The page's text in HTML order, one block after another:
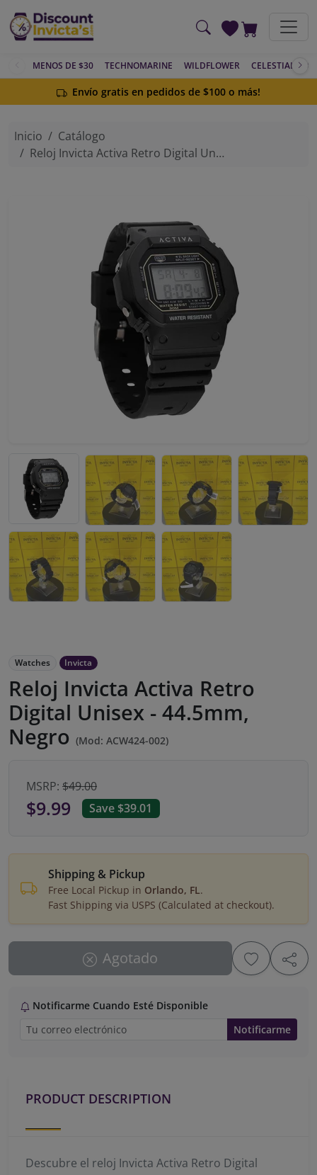
MENOS DE $30 TECHNOMARINE WILDFLOWER CELESTIAL
Envío gratis en pedidos de $100 o más!
Inicio
Catálogo
Reloj Invicta Activa Retro Digital Unisex - 44.5mm, Negro
Watches Invicta
Reloj Invicta Activa Retro
Digital Unisex - 44.5mm,
Negro (Mod: ACW424-002)
MSRP: $49.00
$9.99 Save $39.01
Shipping & Pickup
Free Local Pickup in Orlando, FL.
Fast Shipping via USPS (Calculated at checkout).
Agotado
Notificarme Cuando Esté Disponible
Notificarme
PRODUCT DESCRIPTION
Descubre el reloj Invicta Activa Retro Digital